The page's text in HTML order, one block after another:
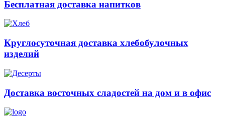
Бесплатная доставка напитков
Круглосуточная доставка хлебобулочных
изделий
Доставка восточных сладостей на дом и в офис